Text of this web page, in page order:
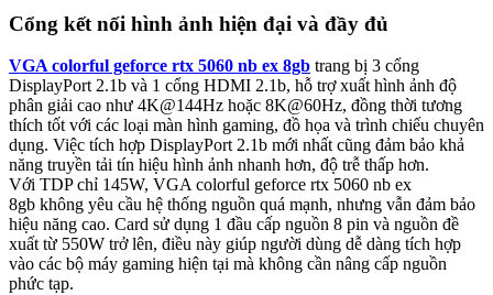
Cổng kết nối hình ảnh hiện đại và đầy đủ
VGA colorful geforce rtx 5060 nb ex 8gb trang bị 3 cổng
DisplayPort 2.1b và 1 cổng HDMI 2.1b, hỗ trợ xuất hình ảnh độ
phân giải cao như 4K@144Hz hoặc 8K@60Hz, đồng thời tương
thích tốt với các loại màn hình gaming, đồ họa và trình chiếu chuyên
dụng. Việc tích hợp DisplayPort 2.1b mới nhất cũng đảm bảo khả
năng truyền tải tín hiệu hình ảnh nhanh hơn, độ trễ thấp hơn.
Với TDP chỉ 145W, VGA colorful geforce rtx 5060 nb ex
8gb không yêu cầu hệ thống nguồn quá mạnh, nhưng vẫn đảm bảo
hiệu năng cao. Card sử dụng 1 đầu cấp nguồn 8 pin và nguồn đề
xuất từ 550W trở lên, điều này giúp người dùng dễ dàng tích hợp
vào các bộ máy gaming hiện tại mà không cần nâng cấp nguồn
phức tạp.